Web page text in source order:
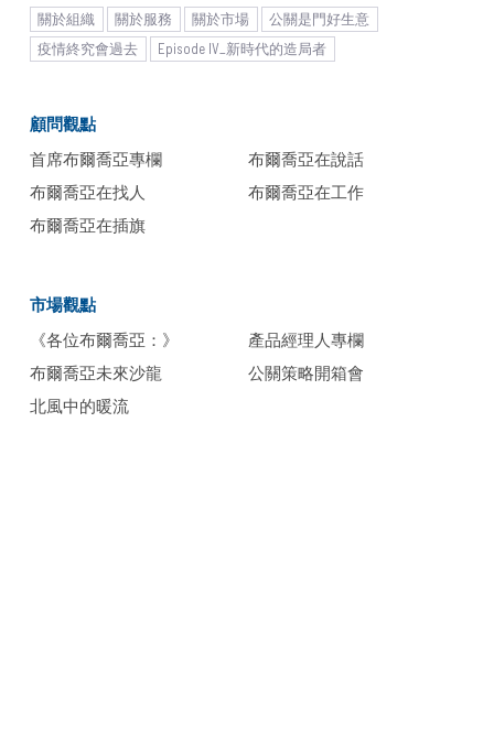
關於組織 關於服務 關於市場
公關是門好生意
疫情終究會過去
Episode IV_新時代的造局者
顧問觀點
首席布爾喬亞專欄
布爾喬亞在說話
布爾喬亞在找人
布爾喬亞在工作
布爾喬亞在插旗
市場觀點
《各位布爾喬亞：》
產品經理人專欄
布爾喬亞未來沙龍
公關策略開箱會
北風中的暖流